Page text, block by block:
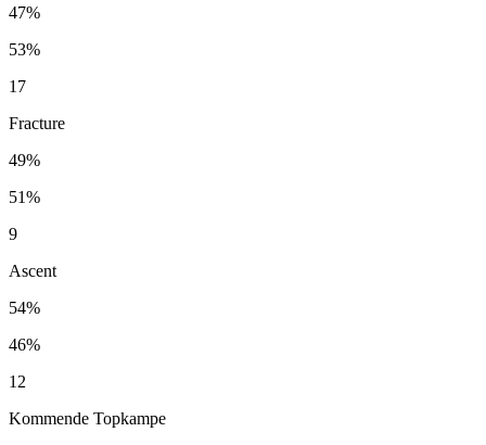
47%
53%
17
Fracture
49%
51%
9
Ascent
54%
46%
12
Kommende Topkampe